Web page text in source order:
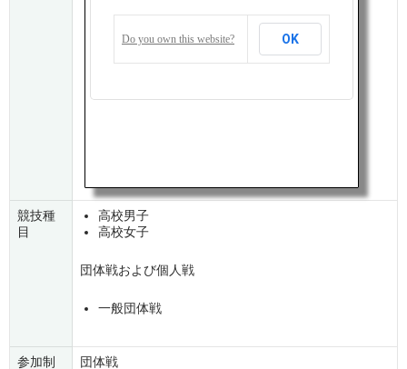
Do you own this website? OK
競技種
目
高校男子
高校女子
団体戦および個人戦
一般団体戦
参加制
団体戦